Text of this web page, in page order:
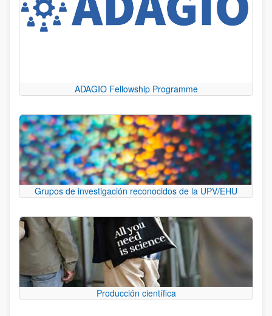
ADAGIO Fellowship Programme
Grupos de investigación reconocidos de la UPV/EHU
Producción científica